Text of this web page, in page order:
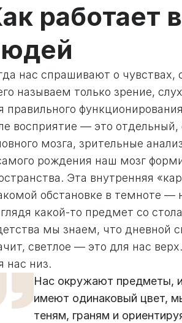
работает
нас спрашивают о
называем только зрение,
правильного
восприятие — это
мозга, зрительные
рождения наш мозг
Эта внутренняя
обстановке в темноте —
какой-то предмет со
мы знаем, что дневной
светлое — это для нас
нас низ.
Нас окружают предметы,
имеют одинаковый цвет,
теням, граням и